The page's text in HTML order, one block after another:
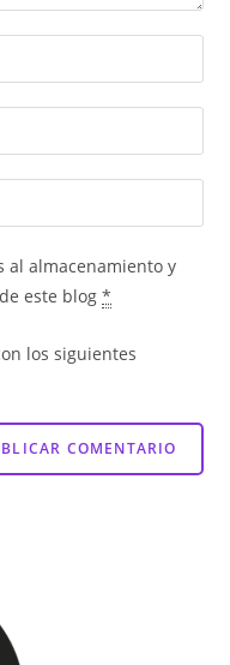
al almacenamiento y
este blog*
los siguientes